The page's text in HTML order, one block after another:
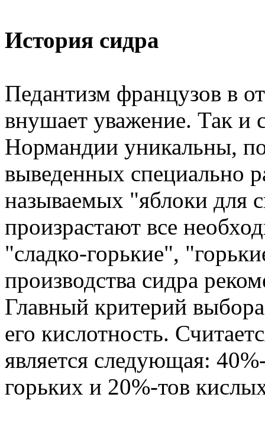
История сидра
Педантизм французов в
внушает уважение. Так и
Нормандии уникальны,
выведенных специально
называемых "яблоки для
произрастают все
"сладко-горькие",
производства сидра
Главный критерий
его кислотность.
является следующая:
горьких и 20%-тов